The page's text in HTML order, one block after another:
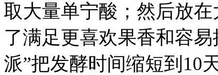
取大量单宁酸；然后放
了满足更喜欢果香和容
派”把发酵时间缩短到10